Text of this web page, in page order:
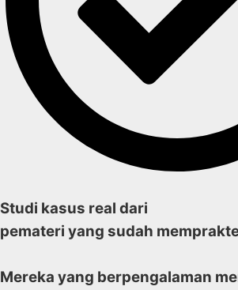
Studi kasus real dari
pemateri yang sudah
Mereka yang berpengalaman